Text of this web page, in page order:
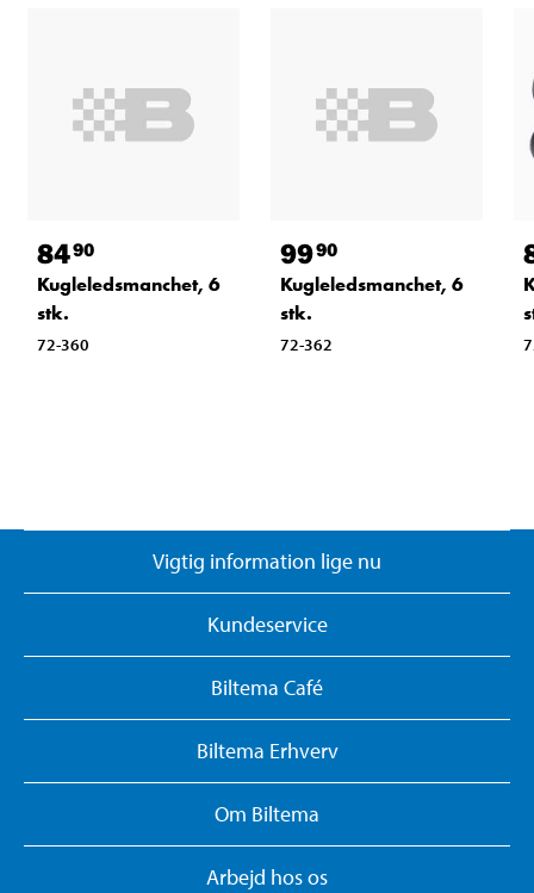
8490
Kugleledsmanchet, 6
stk.
72-360
9990
Kugleledsmanchet, 6
stk.
72-362
Vigtig information lige nu
Kundeservice
Biltema Café
Biltema Erhverv
Om Biltema
Arbejd hos os